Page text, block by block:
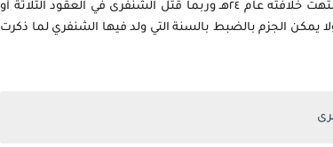
الإسلام إذ أن أبا خراش عمر وعاش حتى خلافة عمر بن الخطاب الذي انتهت خلافته عام ٢٤هـ وربما قتل الشنفرى في العقود الثلاثة أو
يمكن الجزم بالضبط بالسنة التي ولد فيها الشنفري لما ذكرت